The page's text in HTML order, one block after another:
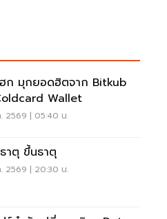
ก มุกยอดฮิตจาก Bitkub
Wallet
2569 | 05:40 น.
าตุ ขึ้นธาตุ
2569 | 20:30 น.